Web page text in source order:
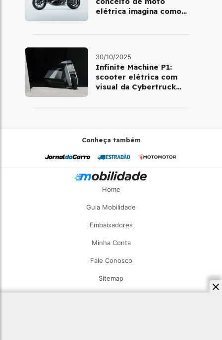
elétrica imagina como
30/10/2025
Infinite Machine P1:
scooter elétrica com
visual da Cybertruck
Conheça também
Home
Guia Mobilidade
Embaixadores
Minha Conta
Fale Conosco
Sitemap